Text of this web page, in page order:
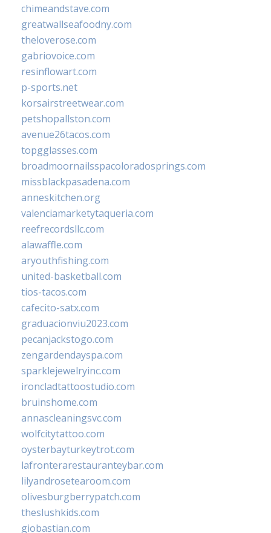
chimeandstave.com
greatwallseafoodny.com
theloverose.com
gabriovoice.com
resinflowart.com
p-sports.net
korsairstreetwear.com
petshopallston.com
avenue26tacos.com
topgglasses.com
broadmoornailsspacoloradosprings.com
missblackpasadena.com
anneskitchen.org
valenciamarketytaqueria.com
reefrecordsllc.com
alawaffle.com
aryouthfishing.com
united-basketball.com
tios-tacos.com
cafecito-satx.com
graduacionviu2023.com
pecanjackstogo.com
zengardendayspa.com
sparklejewelryinc.com
ironcladtattoostudio.com
bruinshome.com
annascleaningsvc.com
wolfcitytattoo.com
oysterbayturkeytrot.com
lafronterarestauranteybar.com
lilyandrosetearoom.com
olivesburgberrypatch.com
theslushkids.com
giobastian.com